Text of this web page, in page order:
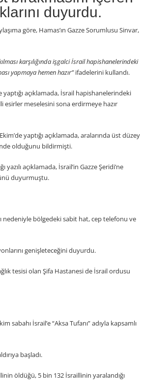
duyurdu.
göre, Hamas’ın Gazze Sorumlusu Sinvar,
karşılığında işgalci İsrail hapishanelerindeki
yapmaya hemen hazır”ifadelerini kullandı.
açıklamada, İsrail hapishanelerindeki
esirler meselesini sona erdirmeye hazır
yaptığı açıklamada, aralarında üst düzey
olduğunu bildirmişti.
açıklamada, İsrail’in Gazze Şeridi’ne
duyurmuştu.
nedeniyle bölgedeki sabit hat, cep telefonu ve
genişleteceğini duyurdu.
tesisi olan Şifa Hastanesi de İsrail ordusu
sabahı İsrail’e “Aksa Tufanı” adıyla kapsamlı
başladı.
öldüğü, 5 bin 132 İsraillinin yaralandığı